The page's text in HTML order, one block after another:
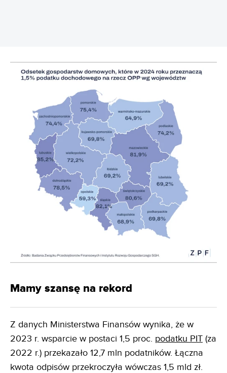
Mamy szansę na rekord
Z danych Ministerstwa Finansów wynika, że w
2023 r. wsparcie w postaci 1,5 proc. podatku PIT (za
2022 r.) przekazało 12,7 mln podatników. Łączna
kwota odpisów przekroczyła wówczas 1,5 mld zł.